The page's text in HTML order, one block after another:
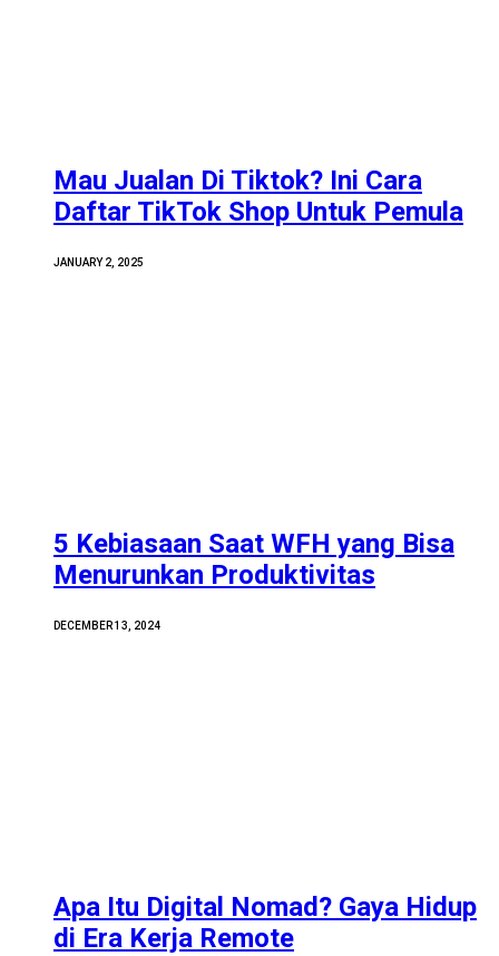
Mau Jualan Di Tiktok? Ini Cara
Daftar TikTok Shop Untuk Pemula
JANUARY 2, 2025
5 Kebiasaan Saat WFH yang Bisa
Menurunkan Produktivitas
DECEMBER 13, 2024
Apa Itu Digital Nomad? Gaya Hidup
di Era Kerja Remote